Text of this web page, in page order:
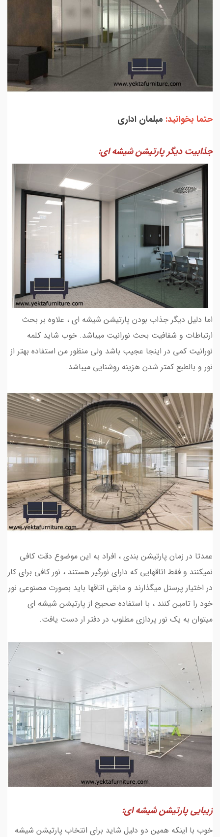
حتما بخوانید: مبلمان اداری
جذابیت دیگر پارتیشن شیشه ای:
اما دلیل دیگر جذاب بودن پارتیشن شیشه ای ، علاوه بر بحث
ارتباطات و شفافیت بحث نورانیت میباشد. خوب شاید کلمه
نورانیت کمی در اینجا عجیب باشد ولی منظور من استفاده بهتر از
نور و بالطبع کمتر شدن هزینه روشنایی میباشد.
عمدتا در زمان پارتیشن بندی ، افراد به این موضوع دقت کافی
نمیکنند و فقط اتاقهایی که دارای نورگیر هستند ، نور کافی برای کار
در اختیار پرسنل میگذارند و مابقی اتاقها باید بصورت مصنوعی نور
خود را تامین کنند ، با استفاده صحیح از پارتیشن شیشه ای
میتوان به یک نور پردازی مطلوب در دفتر ار دست یافت.
زیبایی پارتیشن شیشه ای:
خوب با اینکه همین دو دلیل شاید برای انتخاب پارتیشن شیشه